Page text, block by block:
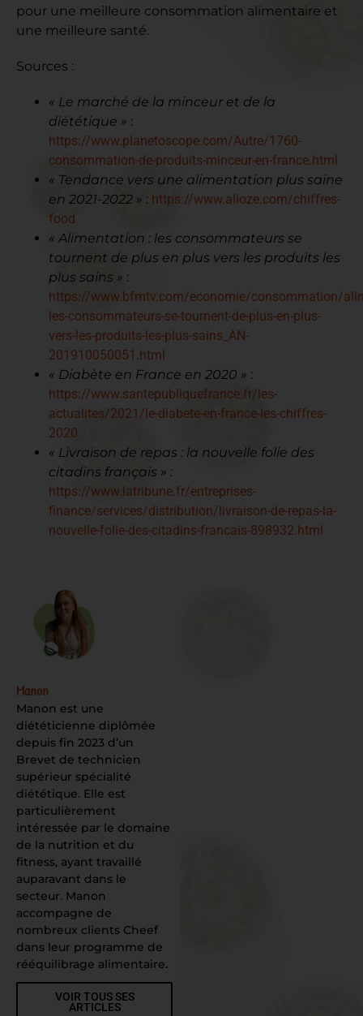
pour une meilleure consommation alimentaire et
une meilleure santé.
Sources :
« Le marché de la minceur et de la
diététique » :
https://www.planetoscope.com/Autre/1760-
consommation-de-produits-minceur-en-france.html
« Tendance vers une alimentation plus saine
en 2021-2022 » : https://www.alioze.com/chiffres-
food
« Alimentation : les consommateurs se
tournent de plus en plus vers les produits les
plus sains » :
https://www.bfmtv.com/economie/consommation/
les-consommateurs-se-tournent-de-plus-en-plus-
vers-les-produits-les-plus-sains_AN-
201910050051.html
« Diabète en France en 2020 » :
https://www.santepubliquefrance.fr/les-
actualites/2021/le-diabete-en-france-les-chiffres-
2020
« Livraison de repas : la nouvelle folie des
citadins français » :
https://www.latribune.fr/entreprises-
finance/services/distribution/livraison-de-repas-la-
nouvelle-folie-des-citadins-francais-898932.html
Manon
Manon est une
diététicienne diplômée
depuis fin 2023 d’un
Brevet de technicien
supérieur spécialité
diététique. Elle est
particulièrement
intéressée par le domaine
de la nutrition et du
fitness, ayant travaillé
auparavant dans le
secteur. Manon
accompagne de
nombreux clients Cheef
dans leur programme de
rééquilibrage alimentaire.
VOIR TOUS SES
ARTICLES